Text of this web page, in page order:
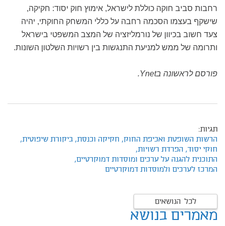
רחבות סביב חוקה כוללת לישראל, אימוץ חוק יסוד: חקיקה,
שישקף בעצמו הסכמה רחבה על כללי המשחק החוקתי, יהיה
צעד חשוב בכיוון של נורמליזציה של המצב המשפטי בישראל
ותרומה של ממש למניעת התנגשות בין רשויות השלטון השונות.
פורסם לראשונה בYnet.
תגיות:
הרשות השופטת ואכיפת החוק, חקיקה וכנסת, ביקורת שיפוטית,
חוקי יסוד, הפרדת רשויות,
התוכנית להגנה על ערכים ומוסדות דמוקרטיים,
המרכז לערכים ולמוסדות דמוקרטיים
לכל הנושאים
מאמרים בנושא